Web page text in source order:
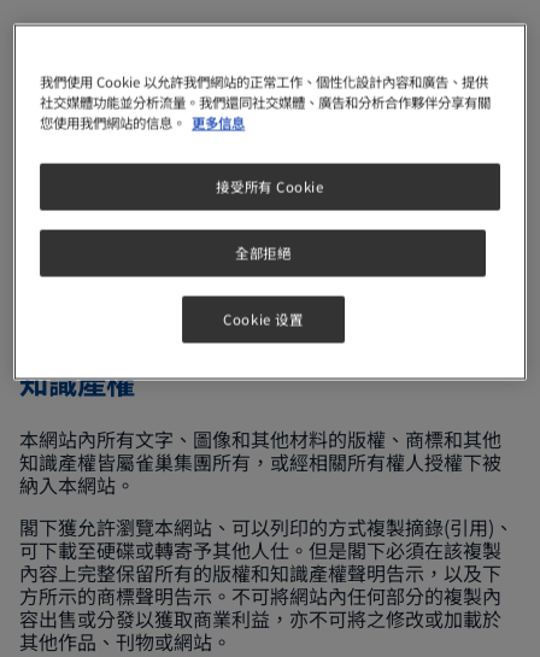
所有閣下經由電子郵件或以其他方式傳輸到本網站的非個
類似內容，均會被視為非保密與非產權資料。閣下上傳或
發表於本網站的任何內容將被視作為雀巢集團的財產，且
雀巢集團可將其用作任何用途，包括但不限於複製、披
的通訊中的任何構思、美術作品、發明、啟發、建議或概
念，雀巢集團可自由使用於各種用途(包括但不限於產品的
開發、生產、宣傳和營銷)。以上所有相關使用，雀巢集團
對於提供資訊者皆無償付責任。當提供資訊的同時，亦即
表示閣下保證所提供的材料/內容為閣下本人所有且不會涉
及誹謗，且雀巢集團亦不會因使用該資訊而侵犯任何第三
方的權利，或導致我們違反任何適用法律。此外雀巢集團
亦無義務使用該等資訊。
知識產權
本網站內所有文字、圖像和其他材料的版權、商標和其他
知識產權皆屬雀巢集團所有，或經相關所有權人授權下被
納入本網站。
閣下獲允許瀏覽本網站、可以列印的方式複製摘錄(引用)、
可下載至硬碟或轉寄予其他人仕。但是閣下必須在該複製
內容上完整保留所有的版權和知識產權聲明告示，以及下
方所示的商標聲明告示。不可將網站內任何部分的複製內
容出售或分發以獲取商業利益，亦不可將之修改或加載於
其他作品、刊物或網站。
我們使用 Cookie 以允許我們網站的正常工作、個性化設計內容和廣告、提供
社交媒體功能並分析流量。我們還同社交媒體、廣告和分析合作夥伴分享有關
您使用我們網站的信息。 更多信息
全部拒絕
接受所有 Cookie
Cookie 设置